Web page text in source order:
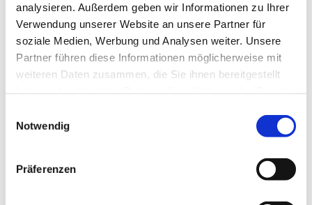
analysieren. Außerdem geben wir Informationen zu Ihrer
Verwendung unserer Website an unsere Partner für
soziale Medien, Werbung und Analysen weiter. Unsere
Partner führen diese Informationen möglicherweise mit
weiteren Daten zusammen, die Sie ihnen bereitgestellt
Notwendig
Präferenzen